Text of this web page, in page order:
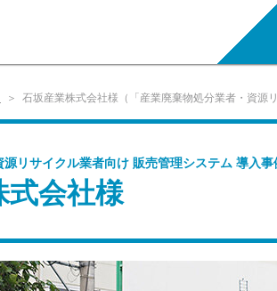
石坂産業株式会社様（「産業廃棄物処分業者・資源
リサイクル業者向け 販売管理システム 導入事
式会社様